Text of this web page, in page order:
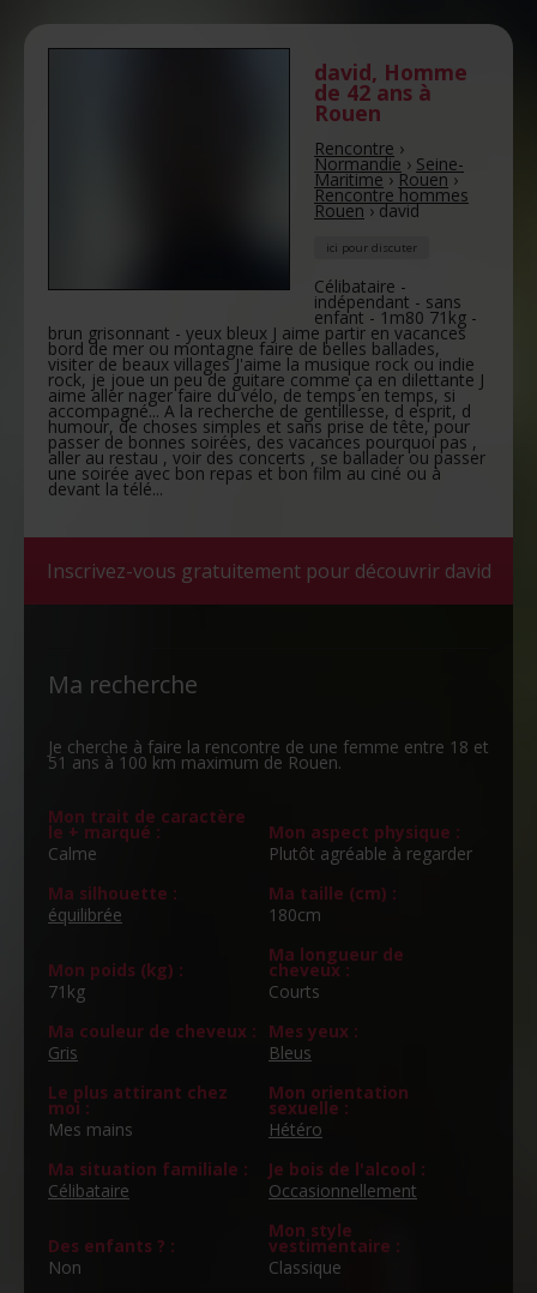
david, Homme
de 42 ans à
Rouen
Rencontre ›
Normandie › Seine-
Maritime›Rouen›
Rencontre hommes
Rouen›david
ici pour discuter
Célibataire -
indépendant - sans
enfant - 1m80 71kg -
brun grisonnant - yeux bleux J aime partir en vacances
bord de mer ou montagne faire de belles ballades,
visiter de beaux villages J'aime la musique rock ou indie
rock, je joue un peu de guitare comme ça en dilettante J
aime aller nager faire du vélo, de temps en temps, si
accompagné... A la recherche de gentillesse, d esprit, d
humour, de choses simples et sans prise de tête, pour
passer de bonnes soirées, des vacances pourquoi pas ,
aller au restau , voir des concerts , se ballader ou passer
une soirée avec bon repas et bon film au ciné ou à
devant la télé...
Inscrivez-vous gratuitement pour découvrir david
Ma recherche
Je cherche à faire la rencontre de une femme entre 18 et
51 ans à 100 km maximum de Rouen.
Mon trait de caractère
le + marqué :
Calme
Mon aspect physique :
Plutôt agréable à regarder
Ma silhouette :
équilibrée
Ma taille (cm) :
180cm
Mon poids (kg) :
71kg
Ma longueur de
cheveux :
Courts
Ma couleur de cheveux :
Gris
Mes yeux :
Bleus
Le plus attirant chez
moi :
Mes mains
Mon orientation
sexuelle :
Hétéro
Ma situation familiale :
Célibataire
Je bois de l'alcool :
Occasionnellement
Des enfants ? :
Non
Mon style
vestimentaire :
Classique